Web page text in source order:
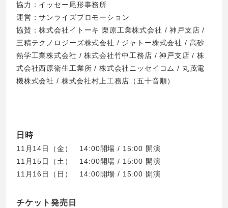
協力：イッセー尾形事務所
運営：サンライズプロモーション
協賛：株式会社イトーキ 栗原工業株式会社 / 神戸支店 /
三精テクノロジーズ株式会社 / ジャトー株式会社 / 高砂
熱学工業株式会社 / 株式会社竹中工務店 / 神戸支店 / 株
式会社西原衛生工業所 / 株式会社ニッセイコム / 丸茂電
機株式会社 / 株式会社村上工務店（五十音順）
日時
11月14日（金） 14:00開場 / 15:00 開演
11月15日（土） 14:00開場 / 15:00 開演
11月16日（日） 14:00開場 / 15:00 開演
チケット発売日